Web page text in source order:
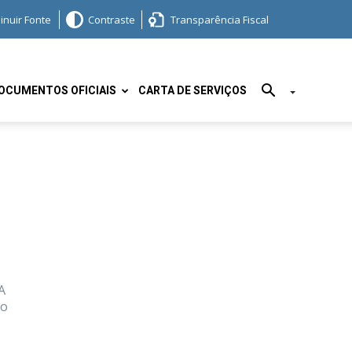
Fonte Contraste Transparência Fiscal
OFICIAIS CARTA DE SERVIÇOS